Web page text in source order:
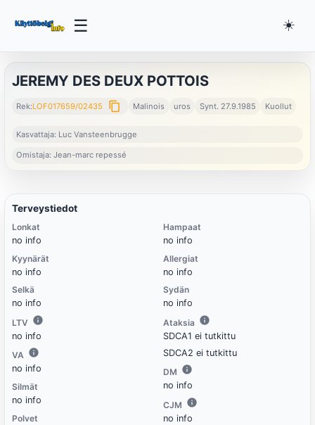
☰ ☀️
JEREMY DES DEUX POTTOIS
Rek:LOF017659/02435 content_copy Malinois uros Synt. 27.9.1985 Kuollut
Kasvattaja: Luc Vansteenbrugge
Omistaja: Jean-marc repessé
Terveystiedot
Lonkat
no info
Kyynärät
no info
Selkä
no info
LTV
no info
VA
no info
Silmät
no info
Polvet
Hampaat
no info
Allergiat
no info
Sydän
no info
Ataksia
SDCA1 ei tutkittu
SDCA2 ei tutkittu
DM
no info
CJM
no info